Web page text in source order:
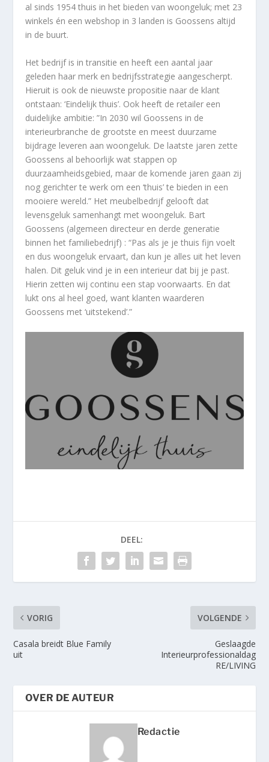
al sinds 1954 thuis in het bieden van woongeluk; met 23
winkels én een webshop in 3 landen is Goossens altijd
in de buurt.
Het bedrijf is in transitie en heeft een aantal jaar
geleden haar merk en bedrijfsstrategie aangescherpt.
Hieruit is ook de nieuwste propositie naar de klant
ontstaan: ‘Eindelijk thuis’. Ook heeft de retailer een
duidelijke ambitie: ”In 2030 wil Goossens in de
interieurbranche de grootste en meest duurzame
bijdrage leveren aan woongeluk. De laatste jaren zette
Goossens al behoorlijk wat stappen op
duurzaamheidsgebied, maar de komende jaren gaan zij
nog gerichter te werk om een ‘thuis’ te bieden in een
mooiere wereld.” Het meubelbedrijf gelooft dat
levensgeluk samenhangt met woongeluk. Bart
Goossens (algemeen directeur en derde generatie
binnen het familiebedrijf) : “Pas als je je thuis fijn voelt
en dus woongeluk ervaart, dan kun je alles uit het leven
halen. Dit geluk vind je in een interieur dat bij je past.
Hierin zetten wij continu een stap voorwaarts. En dat
lukt ons al heel goed, want klanten waarderen
Goossens met ‘uitstekend’.”
DEEL:
VORIG
Casala breidt Blue Family
uit
VOLGENDE
Geslaagde
Interieurprofessionaldag
RE/LIVING
OVER DE AUTEUR
Redactie